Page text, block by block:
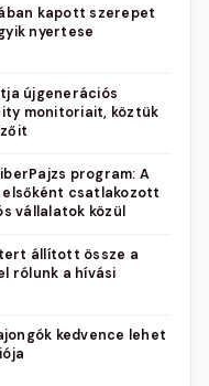
kapott szerepet
nyertese
újgenerációs
monitoriait, köztük
program: A
csatlakozott
vállalatok közül
állított össze a
rólunk a hívási
kedvence lehet